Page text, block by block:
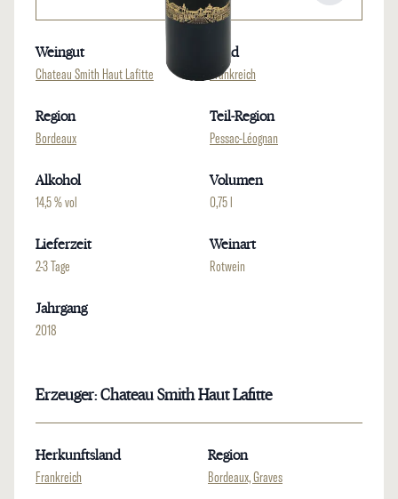
Weingut
Chateau Smith Haut Lafitte
Land
Frankreich
Region
Bordeaux
Teil-Region
Pessac-Léognan
Alkohol
14,5 % vol
Volumen
0,75 l
Lieferzeit
2-3 Tage
Weinart
Rotwein
Jahrgang
2018
Erzeuger: Chateau Smith Haut Lafitte
Herkunftsland
Frankreich
Region
Bordeaux, Graves